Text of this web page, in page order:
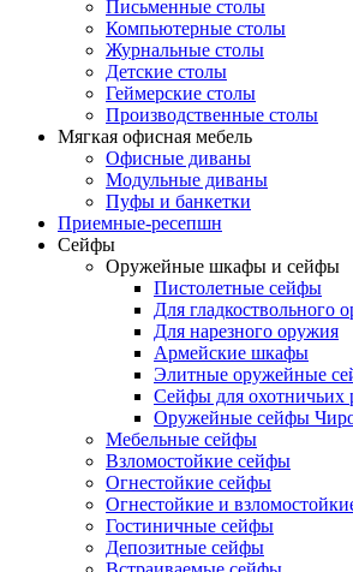
Письменные столы
Компьютерные столы
Журнальные столы
Детские столы
Геймерские столы
Производственные столы
Мягкая офисная мебель
Офисные диваны
Модульные диваны
Пуфы и банкетки
Приемные-ресепшн
Сейфы
Оружейные шкафы и сейфы
Пистолетные сейфы
Для гладкоствольного
Для нарезного оружия
Армейские шкафы
Элитные оружейные
Сейфы для охотничьих
Оружейные сейфы
Мебельные сейфы
Взломостойкие сейфы
Огнестойкие сейфы
Огнестойкие и
Гостиничные сейфы
Депозитные сейфы